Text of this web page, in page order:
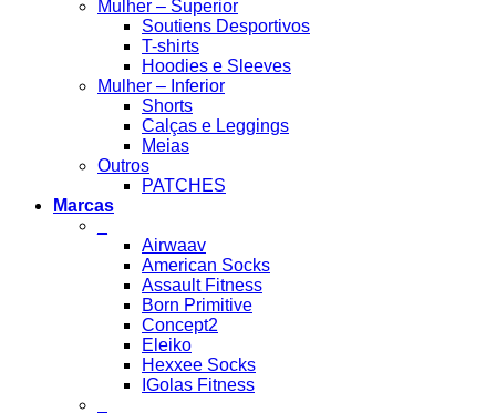
Mulher – Superior
Soutiens Desportivos
T-shirts
Hoodies e Sleeves
Mulher – Inferior
Shorts
Calças e Leggings
Meias
Outros
PATCHES
Marcas
Airwaav
American Socks
Assault Fitness
Born Primitive
Concept2
Eleiko
Hexxee Socks
IGolas Fitness